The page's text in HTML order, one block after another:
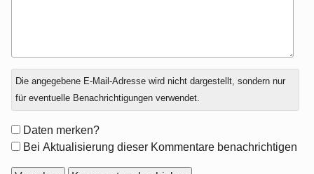
Antwort
zu
Die angegebene E-Mail-Adresse wird nicht dargestellt, sondern nur
für eventuelle Benachrichtigungen verwendet.
Formular-
Optionen
Daten merken?
Bei Aktualisierung dieser Kommentare benachrichtigen